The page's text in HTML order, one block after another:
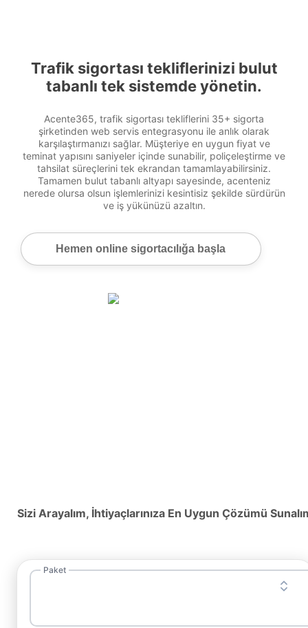
Trafik sigortası tekliflerinizi bulut
tabanlı tek sistemde yönetin.
Acente365, trafik sigortası tekliflerini 35+ sigorta
şirketinden web servis entegrasyonu ile anlık olarak
karşılaştırmanızı sağlar. Müşteriye en uygun fiyat ve
teminat yapısını saniyeler içinde sunabilir, poliçeleştirme ve
tahsilat süreçlerini tek ekrandan tamamlayabilirsiniz.
Tamamen bulut tabanlı altyapı sayesinde, acenteniz
nerede olursa olsun işlemlerinizi kesintisiz şekilde sürdürün
ve iş yükünüzü azaltın.
Hemen online sigortacılığa başla
Sizi Arayalım, İhtiyaçlarınıza En Uygun Çözümü
Paket